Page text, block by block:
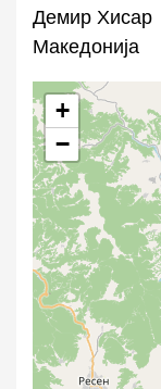
Демир Хисар
Македонија
+
−